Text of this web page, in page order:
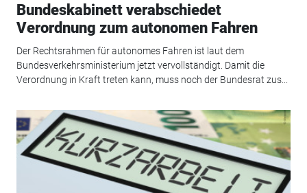
Bundeskabinett verabschiedet
Verordnung zum autonomen Fahren
Der Rechtsrahmen für autonomes Fahren ist laut dem
Bundesverkehrsministerium jetzt vervollständigt. Damit die
Verordnung in Kraft treten kann, muss noch der Bundesrat zus...